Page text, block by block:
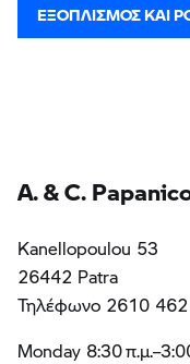
ΕΞΟΠΛΙΣΜΌΣ ΚΑΙ
A. & C.
Kanellopoulou 53
26442 Patra
Τηλέφωνο 2610
Monday 8:30